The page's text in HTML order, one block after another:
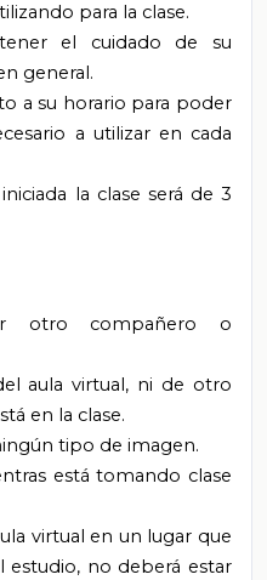
para la clase.
el cuidado de su
general.
a su horario para poder
a utilizar en cada
la clase será de 3
otro compañero o
aula virtual, ni de otro
en la clase.
tipo de imagen.
está tomando clase
virtual en un lugar que
estudio, no deberá estar